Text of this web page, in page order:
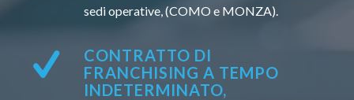
sedi operative, (COMO e MONZA).
CONTRATTO DI
FRANCHISING A TEMPO
INDETERMINATO,